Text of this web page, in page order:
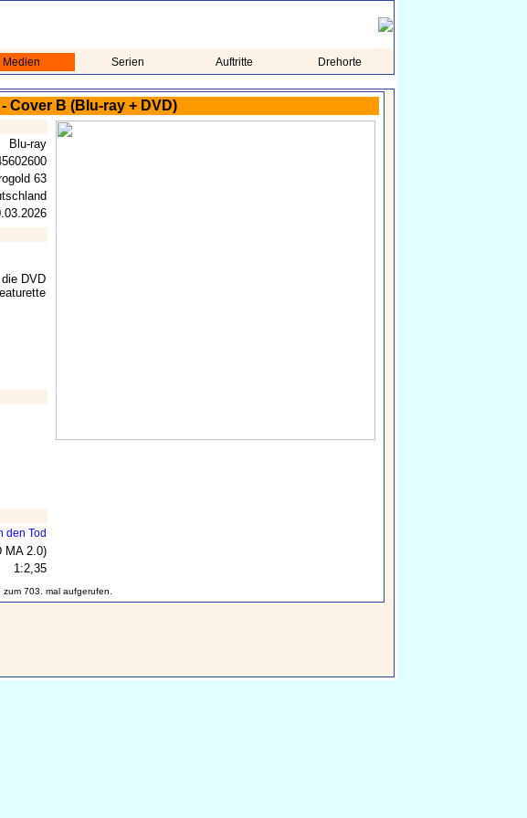
Medien Serien Auftritte Drehorte
Cover B (Blu-ray + DVD)
Blu-ray
63
DVD
den Tod
MA 2.0)
1:2,35
703. mal aufgerufen.